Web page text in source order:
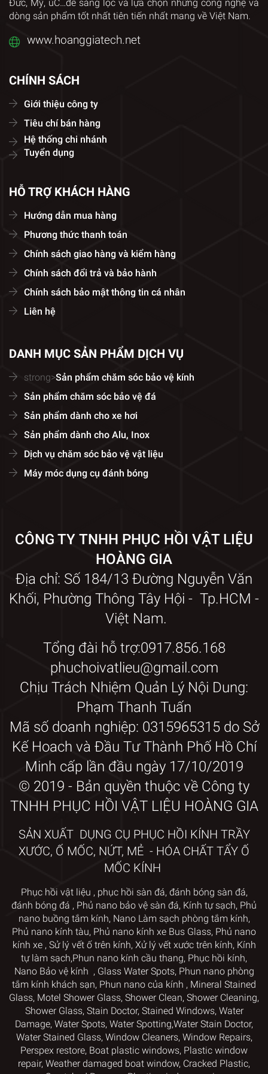
sau xây dựng
mỹ, giá trị công trình, gây ấn tượng không tốt với
PRODUCTS
Thay vì phải thay mới toàn bộ kính – tốn kém và
mất thời gian ,dịch vụ phục hồi kính chuyên sâu
của HOÀNG GIA RP
phí tối ưu.
nặng
✅ Loại bỏ các vết cào, vết axit, vết xước, ăn mòn
lớp bề mặt
✅ Làm sạch vết ố do nước cứng, khoáng chất, sơn,
xi măng, gỉ sét
✅ Xử lý kính bị vẽ bậy, keo dính, bẩn lâu năm
🛠️Thiết bị và quy trình chuyên nghiệp
đại
Công nghệ mài tinh vivới mức độ kiểm soát
cao, tránh biến dạng kính
Hạn chế tối đa tạo bụi kính – an toàn cho nhân
viên và môi trường xung quanh
👷‍♂️ Kỹ thuật viên tay nghề cao
Kinh nghiệm dày dạn, thao tác chính xác trên
vết – không biến dạng
KHI NÀO NÊN GỌI DỊCH VỤ PHỤC HỒI KÍNH?
✅ Sau khi thi công: còn dính vữa, sơn, keo, mạt kim
loại
✅ Trước khi bàn giao công trình hoặc đón khách
✅ Khi kính có dấu hiệu mờ, xước, ố loang không thể
tự vệ sinh
✅ Định kỳ bảo trì mặt kính cao tầng
VÌ SAO CHỌN HOÀNG GIA RP?
🌟 Kinh nghiệm hàng đầutrong lĩnh vực phục hồi,
vệ sinh và bảo trì kính công trình
🛠 Trang thiết bị hiện đại – máy móc nhập khẩu
👨‍🔧 Kỹ thuật viên đào tạo bài bản – tay nghề cao
📝 Tư vấn tận nơi – khảo sát miễn phí – báo giá
minh bạch
💰 Tiết kiệm chi phí hơn 60% so với thay mới kính
📆Thi công đúng hẹn – bảo hành sau phục hồi
LIÊN HỆ NGAY HÔM NAY ĐỂ KHÔI PHỤC VẺ ĐẸP
CHO TÒA NHÀ CỦA BẠN
HOÀNG GIA RESTORATION PRODUCTS
📍 Địa chỉ: 183/13 Nguyễn Văn Khối, P.8, Q. Gò Vấp,
TP.HCM
📞 Hotline/Zalo: 0976 616 602
Phục hồi kính trầy xước – Ăn mòn – Bám bẩn
– Dính keo
Phục vụ toàn quốc – Nhận thi công từ 50m²
trở lên
Đức, Mỹ, úC…để sàng lọc và lựa chọn những công nghệ và
dòng sản phẩm tốt nhất tiên tiến nhất mang về Việt Nam.
www.hoanggiatech.net
CHÍNH SÁCH
Giới thiệu công ty
Tiêu chí bán hàng
Hệ thống chi nhánh
Tuyển dụng
HỖ TRỢ KHÁCH HÀNG
Hướng dẫn mua hàng
Phương thức thanh toán
Chính sách giao hàng và kiểm hàng
Chính sách đổi trả và bảo hành
Chính sách bảo mật thông tin cá nhân
Liên hệ
DANH MỤC SẢN PHẨM DỊCH VỤ
strong>Sản phẩm chăm sóc bảo vệ kính
Sản phẩm chăm sóc bảo vệ đá
Sản phẩm dành cho xe hơi
Sản phẩm dành cho Alu, Inox
Dịch vụ chăm sóc bảo vệ vật liệu
Máy móc dụng cụ đánh bóng
CÔNG TY TNHH PHỤC HỒI VẬT LIỆU
HOÀNG GIA
Địa chỉ: Số 184/13 Đường Nguyễn Văn
Khối, Phường Thông Tây Hội - Tp.HCM -
Việt Nam.
Tổng đài hỗ trợ:0917.856.168
phuchoivatlieu@gmail.com
Chịu Trách Nhiệm Quản Lý Nội Dung:
Phạm Thanh Tuấn
Mã số doanh nghiệp: 0315965315 do Sở
Kế Hoach và Đầu Tư Thành Phố Hồ Chí
Minh cấp lần đầu ngày 17/10/2019
© 2019 - Bản quyền thuộc về Công ty
TNHH PHỤC HỒI VẬT LIỆU HOÀNG GIA
SẢN XUẤT DỤNG CỤ PHỤC HỒI KÍNH TRẦY
XƯỚC, Ố MỐC, NỨT, MẺ - HÓA CHẤT TẨY Ố
MỐC KÍNH
Phục hồi vật liệu , phục hồi sàn đá, đánh bóng sàn đá,
đánh bóng đá , Phủ nano bảo vệ sàn đá, Kính tự sạch, Phủ
nano buồng tắm kính, Nano Làm sạch phòng tắm kính,
Phủ nano kính tàu, Phủ nano kính xe Bus Glass, Phủ nano
kính xe, Sử lý vết ố trên kính, Xử lý vết xước trên kính, Kính
tự làm sạch,Phun nano kính cầu thang, Phục hồi kính,
Nano Bảo vệ kính , Glass Water Spots, Phun nano phòng
tắm kính khách sạn, Phun nano của kính , Mineral Stained
Glass, Motel Shower Glass, Shower Clean, Shower Cleaning,
Shower Glass, Stain Doctor, Stained Windows, Water
Damage, Water Spots, Water Spotting,Water Stain Doctor,
Water Stained Glass, Window Cleaners, Window Repairs,
Perspex restore, Boat plastic windows, Plastic window
repair, Weather damaged boat window, Cracked Plastic,